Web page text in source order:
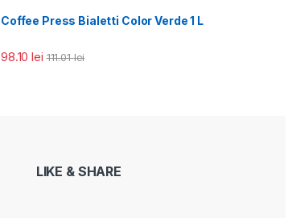
Coffee Press Bialetti Color Verde 1 L
98.10lei 111.01lei
LIKE & SHARE